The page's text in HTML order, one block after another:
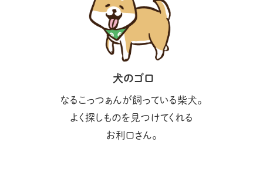
犬のゴロ
なるこっつぁんが飼っている柴犬。
よく探しものを見つけてくれる
お利口さん。